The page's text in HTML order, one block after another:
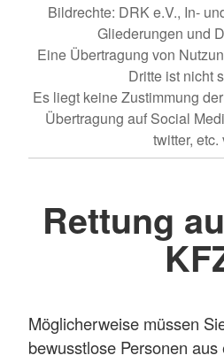
Bildrechte: DRK e.V., In-
Gliederungen und
Eine Übertragung von
Dritte ist nicht
Es liegt keine Zustimmung
Übertragung auf Social
twitter, etc.
Rettung
Möglicherweise müssen
bewusstlose Personen